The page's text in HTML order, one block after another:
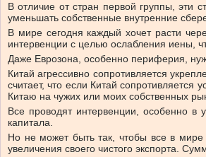
В отличие от стран первой группы, эти
уменьшать собственные внутренние
В мире сегодня каждый хочет расти
интервенции с целью ослабления иены,
Даже Еврозона, особенно периферия,
Китай агрессивно сопротивляется
считает, что если Китай
Китаю на чужих или моих собственных
Все проводят интервенции, особенно в
капитала.
Но не может быть так, чтобы все в
увеличения своего чистого экспорта.